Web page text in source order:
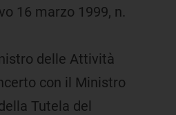
16 marzo 1999, n.
delle Attività
con il Ministro
Tutela del